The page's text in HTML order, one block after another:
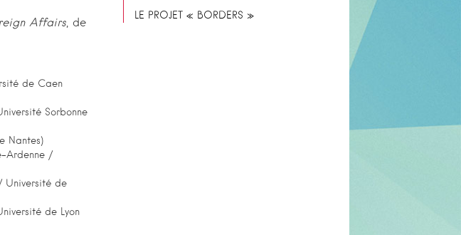
Affairs, de
de Caen
Sorbonne
Nantes)
Ardenne /
Université de
de Lyon
LE PROJET « BORDERS »